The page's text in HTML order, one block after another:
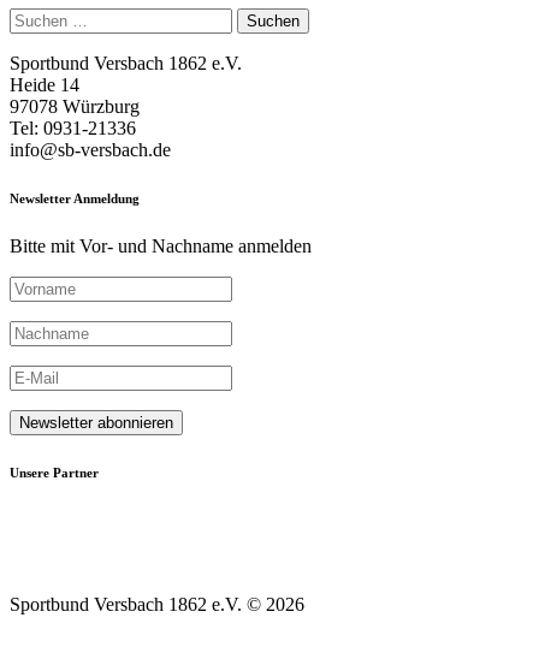
Suchen
nach:
Sportbund Versbach 1862 e.V.
Heide 14
97078 Würzburg
Tel: 0931-21336
info@sb-versbach.de
Newsletter Anmeldung
Bitte mit Vor- und Nachname anmelden
Unsere Partner
Sportbund Versbach 1862 e.V. © 2026